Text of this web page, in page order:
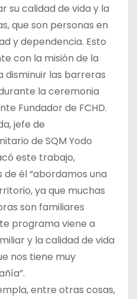
su calidad de vida y la
que son personas en
y dependencia. Esto
con la misión de la
disminuir las barreras
la ceremonia
Fundador de FCHD.
jefe de
de SQM Yodo
este trabajo,
él “abordamos una
ya que muchas
son familiares
programa viene a
y la calidad de vida
nos tiene muy
entre otras cosas,